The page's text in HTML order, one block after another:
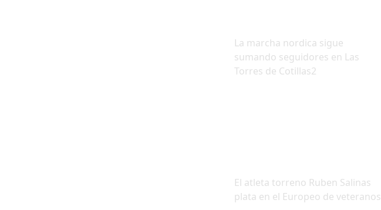
La marcha nordica sigue
sumando seguidores en Las
Torres de Cotillas2
El atleta torreno Ruben Salinas
plata en el Europeo de veteranos